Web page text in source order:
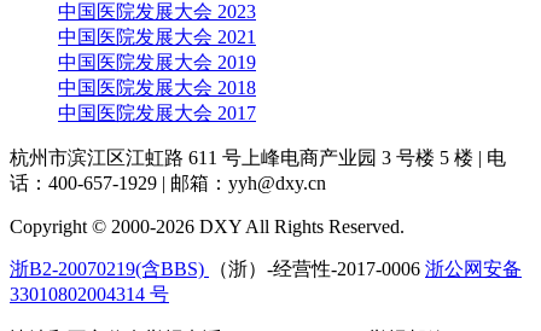
中国医院发展大会 2023
中国医院发展大会 2021
中国医院发展大会 2019
中国医院发展大会 2018
中国医院发展大会 2017
杭州市滨江区江虹路 611 号上峰电商产业园 3 号楼 5 楼 | 电
话：400-657-1929 | 邮箱：yyh@dxy.cn
Copyright © 2000-2026 DXY All Rights Reserved.
浙B2-20070219(含BBS) （浙）-经营性-2017-0006 浙公网安备
33010802004314 号